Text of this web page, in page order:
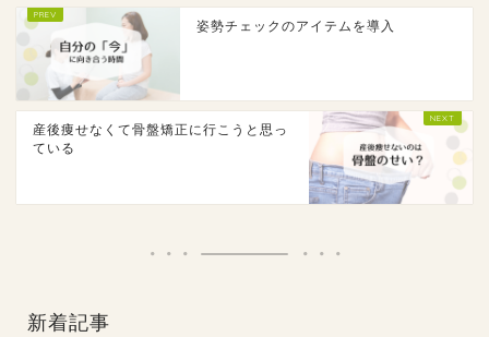
姿勢チェックのアイテムを導入
産後痩せなくて骨盤矯正に行こうと思っ
ている
新着記事